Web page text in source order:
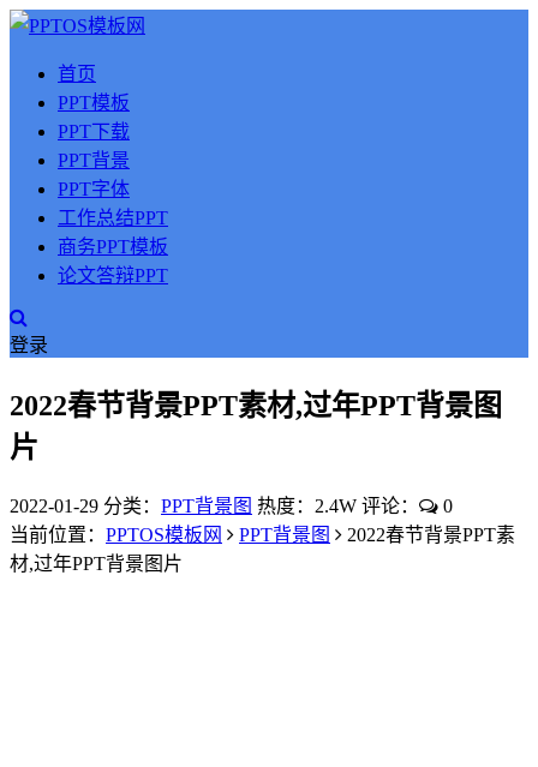
首页
PPT模板
PPT下载
PPT背景
PPT字体
工作总结PPT
商务PPT模板
论文答辩PPT
登录
2022春节背景PPT素材,过年PPT背景图
片
2022-01-29 分类： PPT背景图 热度：2.4W 评论：
0
当前位置： PPTOS模板网 PPT背景图
2022春节背景PPT素
材,过年PPT背景图片